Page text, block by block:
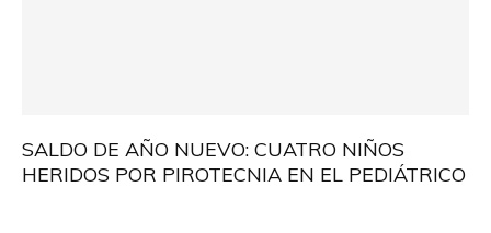
SALDO DE AÑO NUEVO: CUATRO NIÑOS
HERIDOS POR PIROTECNIA EN EL PEDIÁTRICO